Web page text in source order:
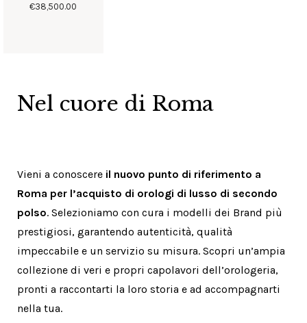
€38,500.00
Nel cuore di Roma
Vieni a conoscere il nuovo punto di riferimento a
Roma per l’acquisto di orologi di lusso di secondo
polso. Selezioniamo con cura i modelli dei Brand più
prestigiosi, garantendo autenticità, qualità
impeccabile e un servizio su misura. Scopri un’ampia
collezione di veri e propri capolavori dell’orologeria,
pronti a raccontarti la loro storia e ad accompagnarti
nella tua.